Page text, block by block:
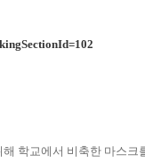
학교에서 비축한 마스크